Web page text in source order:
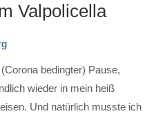
Valpolicella
bedingter) Pause,
wieder in mein heiß
Und natürlich musste ich